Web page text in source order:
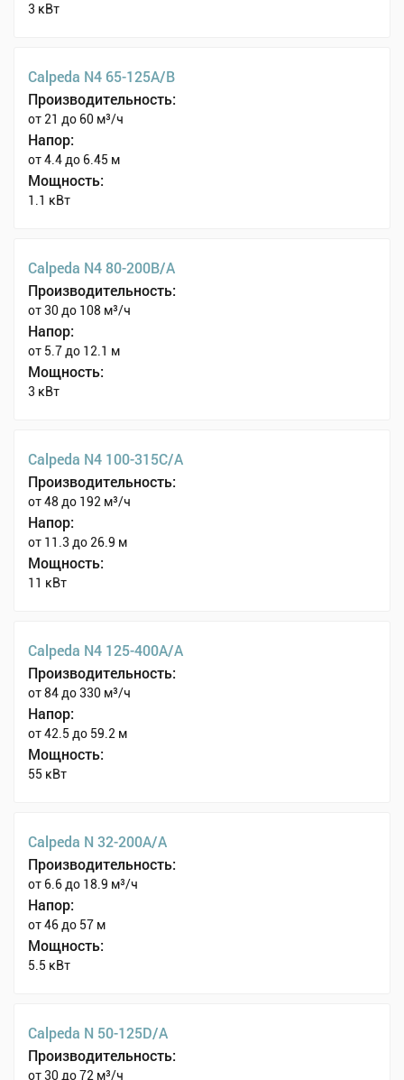
3 кВт
Calpeda N4 65-125A/B
Производительность:
от 21 до 60 м³/ч
Напор:
от 4.4 до 6.45 м
Мощность:
1.1 кВт
Calpeda N4 80-200B/A
Производительность:
от 30 до 108 м³/ч
Напор:
от 5.7 до 12.1 м
Мощность:
3 кВт
Calpeda N4 100-315C/A
Производительность:
от 48 до 192 м³/ч
Напор:
от 11.3 до 26.9 м
Мощность:
11 кВт
Calpeda N4 125-400A/A
Производительность:
от 84 до 330 м³/ч
Напор:
от 42.5 до 59.2 м
Мощность:
55 кВт
Calpeda N 32-200A/A
Производительность:
от 6.6 до 18.9 м³/ч
Напор:
от 46 до 57 м
Мощность:
5.5 кВт
Calpeda N 50-125D/A
Производительность:
от 30 до 72 м³/ч